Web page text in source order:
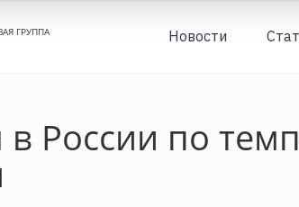
ГРУППА
Новости
в России по